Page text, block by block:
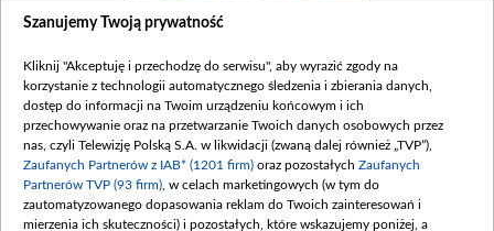
Szanujemy Twoją prywatność
Kliknij "Akceptuję i przechodzę do serwisu", aby wyrazić zgody na
korzystanie z technologii automatycznego śledzenia i zbierania danych,
dostęp do informacji na Twoim urządzeniu końcowym i ich
przechowywanie oraz na przetwarzanie Twoich danych osobowych przez
nas, czyli Telewizję Polską S.A. w likwidacji (zwaną dalej również „TVP”),
Zaufanych Partnerów z IAB* (1201 firm) oraz pozostałych Zaufanych
Partnerów TVP (93 firm) , w celach marketingowych (w tym do
zautomatyzowanego dopasowania reklam do Twoich zainteresowań i
mierzenia ich skuteczności) i pozostałych, które wskazujemy poniżej, a